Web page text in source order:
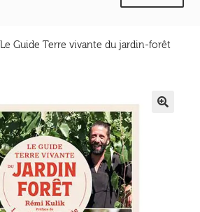
le
menu
Le Guide Terre vivante du jardin-forêt